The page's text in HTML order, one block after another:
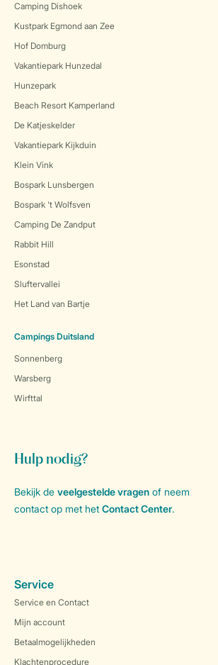
Camping Dishoek
Kustpark Egmond aan Zee
Hof Domburg
Vakantiepark Hunzedal
Hunzepark
Beach Resort Kamperland
De Katjeskelder
Vakantiepark Kijkduin
Klein Vink
Bospark Lunsbergen
Bospark 't Wolfsven
Camping De Zandput
Rabbit Hill
Esonstad
Sluftervallei
Het Land van Bartje
Campings Duitsland
Sonnenberg
Warsberg
Wirfttal
Hulp nodig?
Bekijk de veelgestelde vragen of neem
contact op met het Contact Center.
Service
Service en Contact
Mijn account
Betaalmogelijkheden
Klachtenprocedure